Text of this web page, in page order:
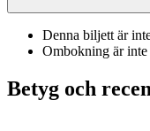
Denna biljett är
Ombokning är
Betyg och